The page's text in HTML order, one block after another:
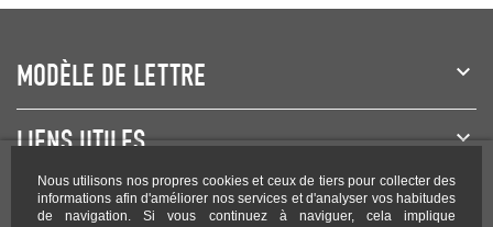
Nous utilisons nos propres cookies et ceux de tiers pour collecter des
informations afin d'améliorer nos services et d'analyser vos habitudes
de navigation. Si vous continuez à naviguer, cela implique
MODÈLE DE LETTRE
LIENS UTILES
NEWSLETTER